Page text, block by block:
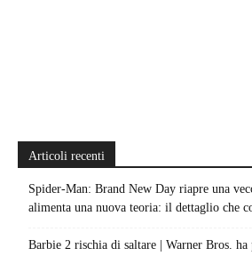
Articoli recenti
Spider-Man: Brand New Day riapre una
alimenta una nuova teoria: il dettaglio che
Barbie 2 rischia di saltare | Warner Bros.